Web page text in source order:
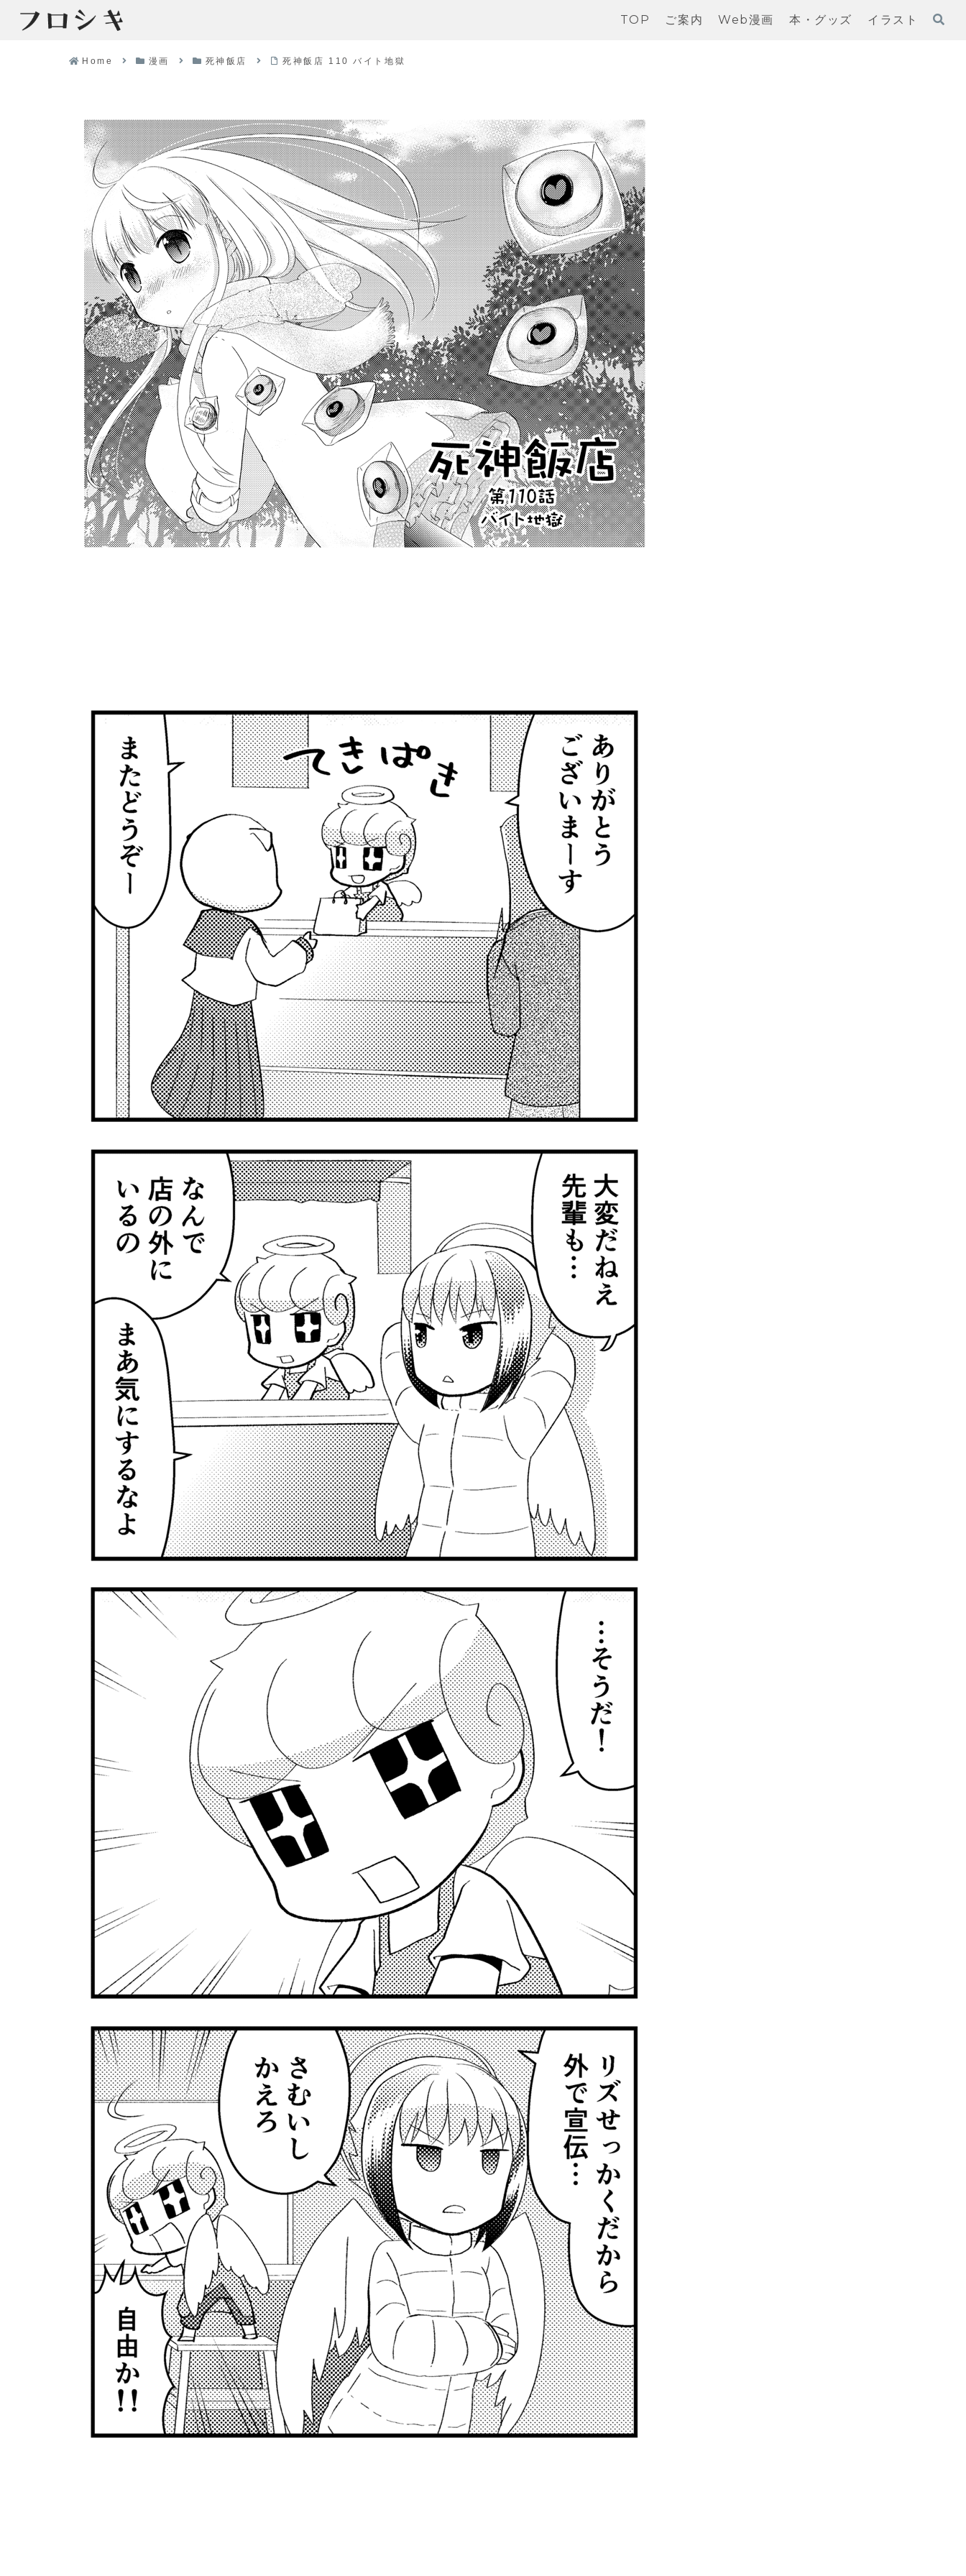
TOP ご案内 Web漫画 本・グッズ イラスト
Home 漫画 死神飯店 死神飯店 110 バイト地獄